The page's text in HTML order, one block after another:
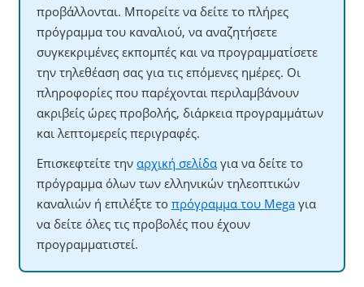
προβάλλονται. Μπορείτε να δείτε το πλήρες
πρόγραμμα του καναλιού, να αναζητήσετε
συγκεκριμένες εκπομπές και να προγραμματίσετε
την τηλεθέαση σας για τις επόμενες ημέρες. Οι
πληροφορίες που παρέχονται περιλαμβάνουν
ακριβείς ώρες προβολής, διάρκεια προγραμμάτων
και λεπτομερείς περιγραφές.
Επισκεφτείτε την αρχική σελίδα για να δείτε το
πρόγραμμα όλων των ελληνικών τηλεοπτικών
καναλιών ή επιλέξτε το πρόγραμμα του Mega για
να δείτε όλες τις προβολές που έχουν
προγραμματιστεί.